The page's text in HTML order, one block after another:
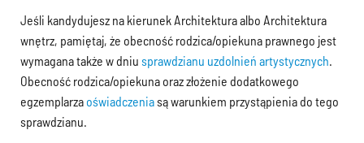
Jeśli kandydujesz na kierunek Architektura albo Architektura
wnętrz, pamiętaj, że obecność rodzica/opiekuna prawnego jest
wymagana także w dniu sprawdzianu uzdolnień artystycznych.
Obecność rodzica/opiekuna oraz złożenie dodatkowego
egzemplarza oświadczenia są warunkiem przystąpienia do tego
sprawdzianu.